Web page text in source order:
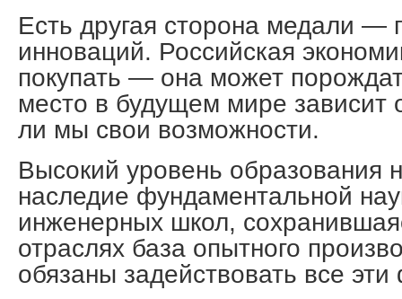
Есть другая сторона медали —
инноваций. Российская
покупать — она может
место в будущем мире зависит
ли мы свои возможности.
Высокий уровень образования
наследие фундаментальной
инженерных школ,
отраслях база опытного
обязаны задействовать все